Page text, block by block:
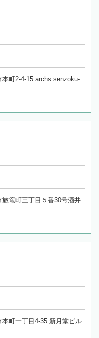
町2-4-15 archs senzoku-
篭町三丁目５番30号酒井
町一丁目4-35 新月堂ビル